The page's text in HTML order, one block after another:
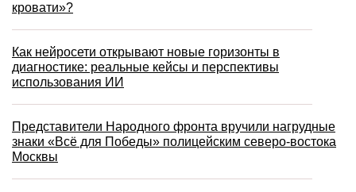
кровати»?
Как нейросети открывают новые горизонты в
диагностике: реальные кейсы и перспективы
использования ИИ
Представители Народного фронта вручили нагрудные
знаки «Всё для Победы» полицейским северо-востока
Москвы